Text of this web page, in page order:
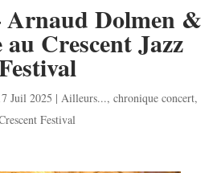
Arnaud Dolmen &
Crescent Jazz
Juil 2025 | Ailleurs..., chronique concert,
Festival